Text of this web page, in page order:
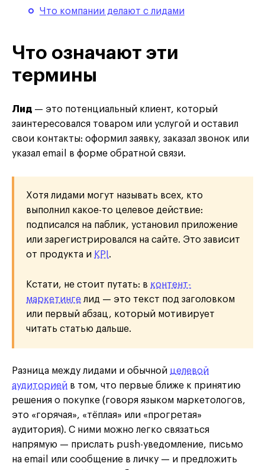
Что компании делают с лидами
Что означают эти
термины
Лид — это потенциальный клиент, который
заинтересовался товаром или услугой и оставил
свои контакты: оформил заявку, заказал звонок или
указал email в форме обратной связи.
Хотя лидами могут называть всех, кто
выполнил какое-то целевое действие:
подписался на паблик, установил приложение
или зарегистрировался на сайте. Это зависит
от продукта и KPI .
Кстати, не стоит путать: в контент-
маркетинге лид — это текст под заголовком
или первый абзац, который мотивирует
читать статью дальше.
Разница между лидами и обычной целевой
аудиторией в том, что первые ближе к принятию
решения о покупке (говоря языком маркетологов,
это «горячая», «тёплая» или «прогретая»
аудитория). С ними можно легко связаться
напрямую — прислать push-уведомление, письмо
на email или сообщение в личку — и предложить